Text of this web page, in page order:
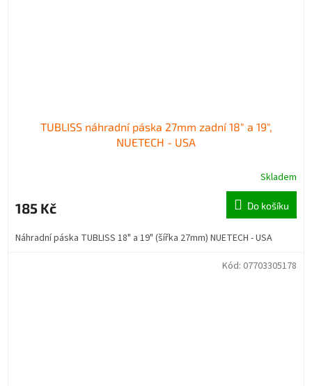
TUBLISS náhradní páska 27mm zadní 18" a 19",
NUETECH - USA
Skladem
185 Kč Do košíku
Náhradní páska TUBLISS 18" a 19" (šířka 27mm) NUETECH - USA
Kód: 07703305178